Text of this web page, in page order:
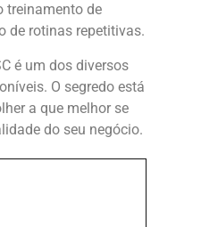
treinamento de
de rotinas repetitivas.
é um dos diversos
O segredo está
a que melhor se
do seu negócio.